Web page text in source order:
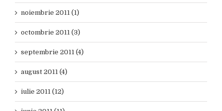
noiembrie 2011 (1)
octombrie 2011 (3)
septembrie 2011 (4)
august 2011 (4)
iulie 2011 (12)